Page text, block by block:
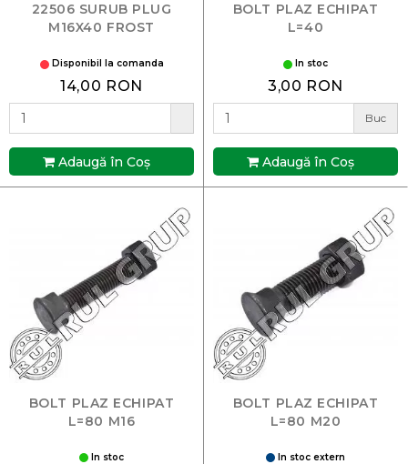
22506 SURUB PLUG
M16X40 FROST
Disponibil la comanda
14,00 RON
Adaugă în Coş
BOLT PLAZ ECHIPAT
L=40
In stoc
3,00 RON
Buc
Adaugă în Coş
BOLT PLAZ ECHIPAT
L=80 M16
In stoc
BOLT PLAZ ECHIPAT
L=80 M20
In stoc extern